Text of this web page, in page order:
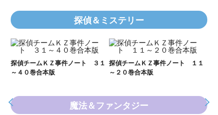
探偵＆ミステリー
探偵チームＫＺ事件ノート ３１
～４０巻合本版
探偵チームＫＺ事件ノート １１
～２０巻合本版
魔法＆ファンタジー